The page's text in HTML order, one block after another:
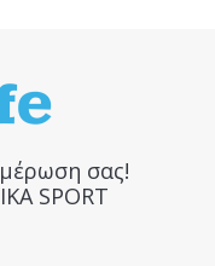
σας!
SPORT